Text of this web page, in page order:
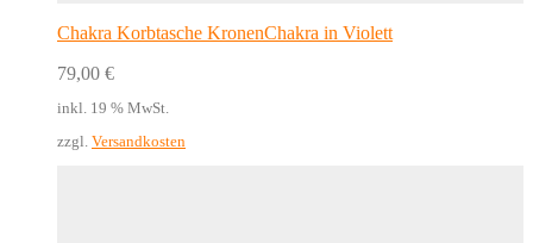
Chakra Korbtasche KronenChakra in Violett
79,00 €
inkl. 19 % MwSt.
zzgl. Versandkosten